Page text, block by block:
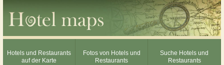
Hotels und Restaurants
auf der Karte
Fotos von Hotels und
Restaurants
Suche Hotels und
Restaurants